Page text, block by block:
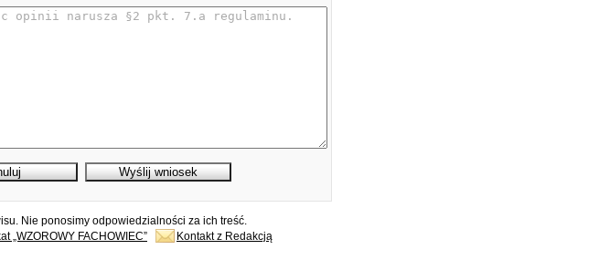
Nie ponosimy odpowiedzialności za ich treść.
„WZOROWY FACHOWIEC” Kontakt z Redakcją